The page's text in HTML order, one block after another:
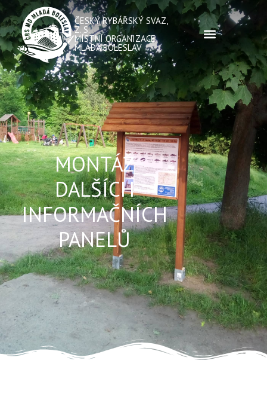
ČESKÝ RYBÁŘSKÝ SVAZ,
Z. S.
MÍSTNÍ ORGANIZACE
MLADÁ BOLESLAV
MONTÁŽ
DALŠÍCH
INFORMAČNÍCH
PANELŮ